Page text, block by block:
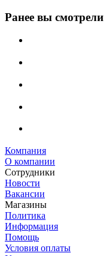
Ранее вы смотрели
Компания
О компании
Сотрудники
Новости
Вакансии
Магазины
Политика
Информация
Помощь
Условия оплаты